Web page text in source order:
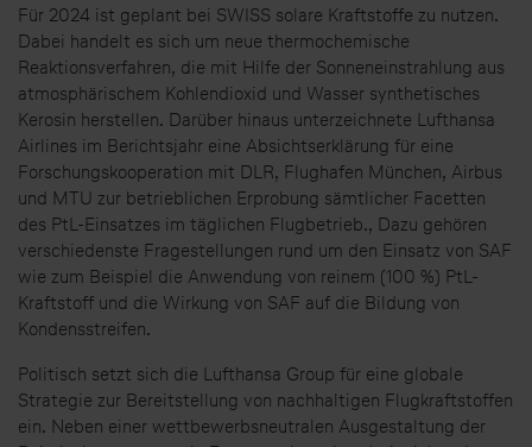
Für 2024 ist geplant bei SWISS solare Kraftstoffe zu nutzen.
Dabei handelt es sich um neue thermochemische
Reaktionsverfahren, die mit Hilfe der Sonneneinstrahlung aus
atmosphärischem Kohlendioxid und Wasser synthetisches
Kerosin herstellen. Darüber hinaus unterzeichnete Lufthansa
Airlines im Berichtsjahr eine Absichtserklärung für eine
Forschungskooperation mit DLR, Flughafen München, Airbus
und MTU zur betrieblichen Erprobung sämtlicher Facetten
des PtL-Einsatzes im täglichen Flugbetrieb., Dazu gehören
verschiedenste Fragestellungen rund um den Einsatz von SAF
wie zum Beispiel die Anwendung von reinem (100 %) PtL-
Kraftstoff und die Wirkung von SAF auf die Bildung von
Kondensstreifen.
Politisch setzt sich die Lufthansa Group für eine globale
Strategie zur Bereitstellung von nachhaltigen Flugkraftstoffen
ein. Neben einer wettbewerbsneutralen Ausgestaltung der